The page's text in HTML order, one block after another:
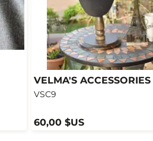
VELMA'S ACCESSORIES
VSC9
60,00 $US